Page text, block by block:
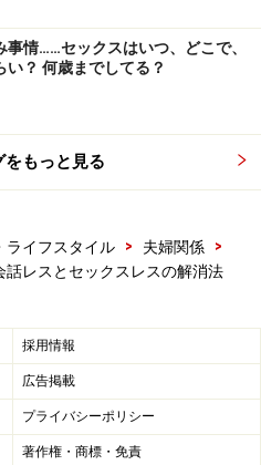
は？セックスレスは
心得る
ってしまう夫婦は多々いま
の理由 [離婚] All About
こ
事情……セックスはいつ、どこで、
い？ 何歳までしてる？
をもっと見る
ライフスタイル > 夫婦関係
>
レスとセックスレスの解消法
採用情報
広告掲載
プライバシーポリシー
著作権・商標・免責